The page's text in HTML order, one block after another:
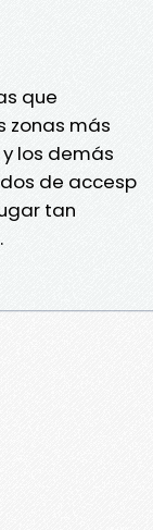
que
zonas más
los demás
de accesp
tan